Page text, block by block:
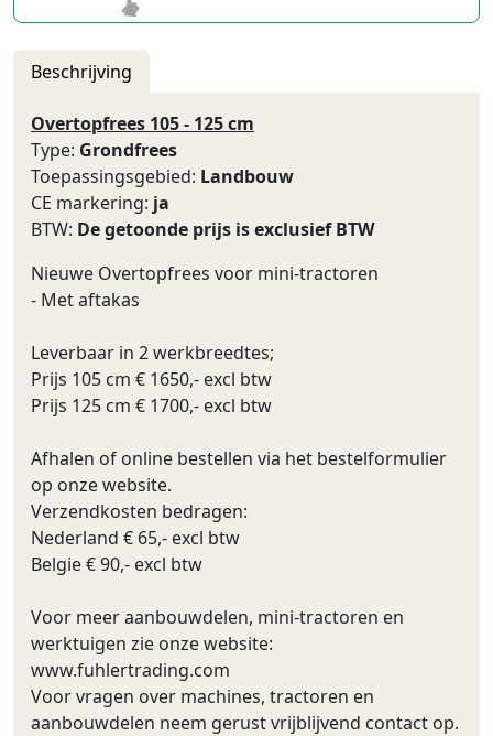
Beschrijving
Overtopfrees 105 - 125 cm
Type: Grondfrees
Toepassingsgebied: Landbouw
CE markering: ja
BTW: De getoonde prijs is exclusief BTW
Nieuwe Overtopfrees voor mini-tractoren
- Met aftakas
Leverbaar in 2 werkbreedtes;
Prijs 105 cm € 1650,- excl btw
Prijs 125 cm € 1700,- excl btw
Afhalen of online bestellen via het bestelformulier
op onze website.
Verzendkosten bedragen:
Nederland € 65,- excl btw
Belgie € 90,- excl btw
Voor meer aanbouwdelen, mini-tractoren en
werktuigen zie onze website:
www.fuhlertrading.com
Voor vragen over machines, tractoren en
aanbouwdelen neem gerust vrijblijvend contact op.